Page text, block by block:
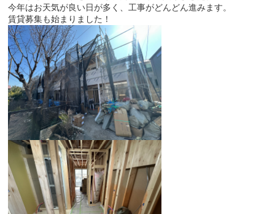
今年はお天気が良い日が多く、工事がどんどん進みます。
賃貸募集も始まりました！